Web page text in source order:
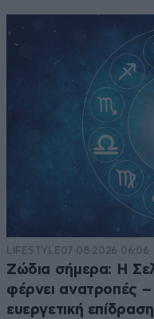
LIFESTYLE07·08·2026 06:06
Ζώδια σήμερα: Η
φέρνει ανατροπές –
ευεργετική